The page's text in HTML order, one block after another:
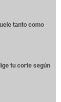
tanto como
tu corte según